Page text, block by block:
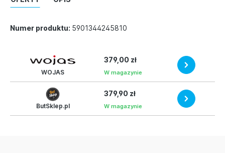
Numer produktu: 5901344245810
WOJAS
379,00 zł
W magazynie
ButSklep.pl
379,90 zł
W magazynie